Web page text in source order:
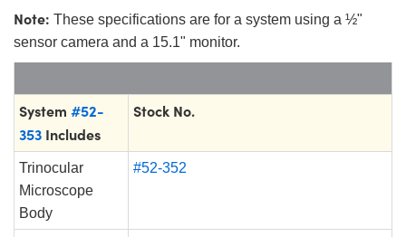
Note: These specifications are for a system using a ½"
sensor camera and a 15.1" monitor.
System #52-
353 Includes
Stock No.
Trinocular
Microscope
Body
#52-352